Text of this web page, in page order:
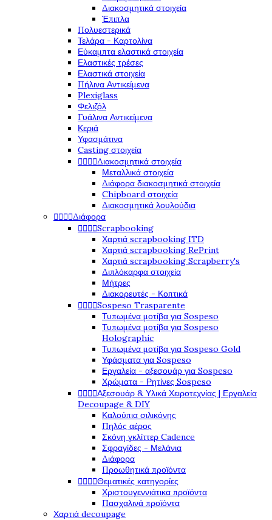
Διακοσμητικά στοιχεία
Έπιπλα
Πολυεστερικά
Τελάρα - Καρτολίνα
Εύκαμπτα ελαστικά στοιχεία
Ελαστικές τρέσες
Ελαστικά στοιχεία
Πήλινα Αντικείμενα
Plexiglass
Φελιζόλ
Γυάλινα Αντικείμενα
Κεριά
Υφασμάτινα
Casting στοιχεία
Διακοσμητικά στοιχεία
Μεταλλικά στοιχεία
Διάφορα διακοσμητικά στοιχεία
Chipboard στοιχεία
Διακοσμητικά λουλούδια
Διάφορα
Scrapbooking
Χαρτιά scrapbooking ITD
Χαρτιά scrapbooking RePrint
Χαρτιά scrapbooking Scrapberry's
Διπλόκαρφα στοιχεία
Μήτρες
Διακορευτές - Κοπτικά
Sospeso Trasparente
Τυπωμένα μοτίβα για Sospeso
Τυπωμένα μοτίβα για Sospeso
Holographic
Τυπωμένα μοτίβα για Sospeso Gold
Υφάσματα για Sospeso
Εργαλεία - αξεσουάρ για Sospeso
Χρώματα - Ρητίνες Sospeso
Αξεσουάρ & Υλικά Χειροτεχνίας | Εργαλεία
Decoupage & DIY
Καλούπια σιλικόνης
Πηλός αέρος
Σκόνη γκλίττερ Cadence
Σφραγίδες - Μελάνια
Διάφορα
Προωθητικά προϊόντα
Θεματικές κατηγορίες
Χριστουγεννιάτικα προϊόντα
Πασχαλινά προϊόντα
Χαρτιά decoupage